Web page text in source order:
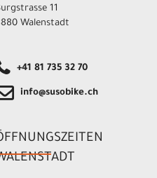
11
Walenstadt
+41 81 735 32 70
info@susobike.ch